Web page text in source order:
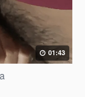
01:43